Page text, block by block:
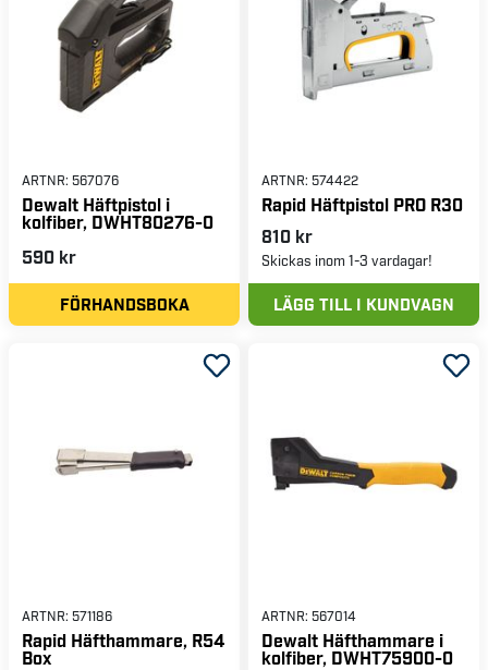
ARTNR: 567076
Dewalt Häftpistol i
kolfiber, DWHT80276-0
590 kr
FÖRHANDSBOKA
ARTNR: 574422
Rapid Häftpistol PRO R30
810 kr
Skickas inom 1-3 vardagar!
LÄGG TILL I KUNDVAGN
ARTNR: 571186
Rapid Häfthammare, R54
Box
ARTNR: 567014
Dewalt Häfthammare i
kolfiber, DWHT75900-0